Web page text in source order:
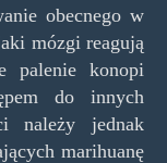
obecnego w
mózgi reagują
palenie konopi
do innych
należy jednak
marihuanę